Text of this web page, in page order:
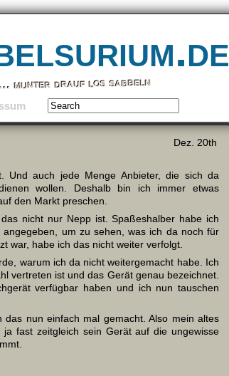
munter drauf los sabbeln
Dez. 20th
Und auch jede Menge Anbieter, die sich da
wollen. Deshalb bin ich immer etwas
den Markt preschen.
nicht nur Nepp ist. Spaßeshalber habe ich
um zu sehen, was ich da noch für
war, habe ich das nicht weiter verfolgt.
warum ich da nicht weitergemacht habe. Ich
vertreten ist und das Gerät genau bezeichnet.
verfügbar haben und ich nun tauschen
nun einfach mal gemacht. Also mein altes
fast zeitgleich sein Gerät auf die ungewisse